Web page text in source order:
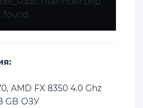
found.
AMD FX 8350 4.0 Ghz
GB ОЗУ